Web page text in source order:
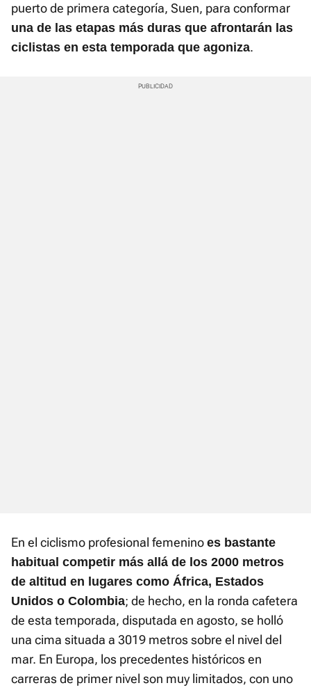
puerto de primera categoría, Suen, para conformar
una de las etapas más duras que afrontarán las
ciclistas en esta temporada que agoniza.
En el ciclismo profesional femenino es bastante
habitual competir más allá de los 2000 metros
de altitud en lugares como África, Estados
Unidos o Colombia; de hecho, en la ronda cafetera
de esta temporada, disputada en agosto, se holló
una cima situada a 3019 metros sobre el nivel del
mar. En Europa, los precedentes históricos en
carreras de primer nivel son muy limitados, con uno